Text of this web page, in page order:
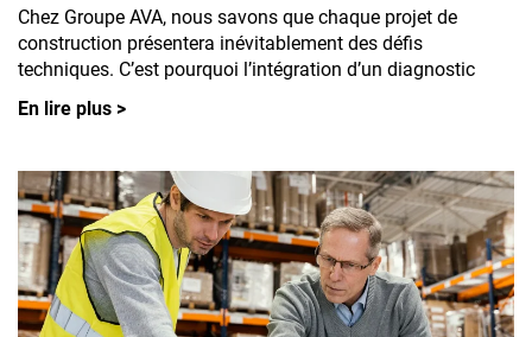
Chez Groupe AVA, nous savons que chaque projet de
construction présentera inévitablement des défis
techniques. C’est pourquoi l’intégration d’un diagnostic
En lire plus >